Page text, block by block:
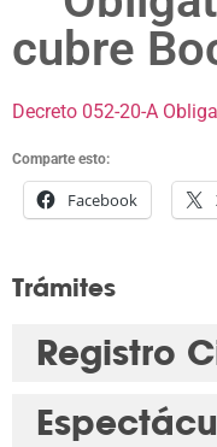
cubre
Decreto 052-20-A
Comparte esto:
Facebook
Trámites
Registro